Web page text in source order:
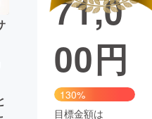
チャレンジ
CAMPFIRE Creation
machi-ya コミュニティ
71,0
00円
130%
目標金額は